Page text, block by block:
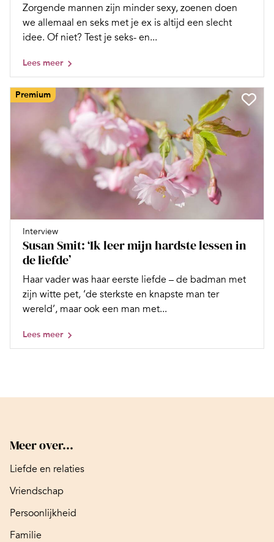
Zorgende mannen zijn minder sexy, zoenen doen
we allemaal en seks met je ex is altijd een slecht
idee. Of niet? Test je seks- en...
Lees meer
Premium
Interview
Susan Smit: ‘Ik leer mijn hardste lessen in
de liefde’
Haar vader was haar eerste liefde – de badman met
zijn witte pet, ‘de sterkste en knapste man ter
wereld’, maar ook een man met...
Lees meer
Meer over...
Liefde en relaties
Vriendschap
Persoonlijkheid
Familie